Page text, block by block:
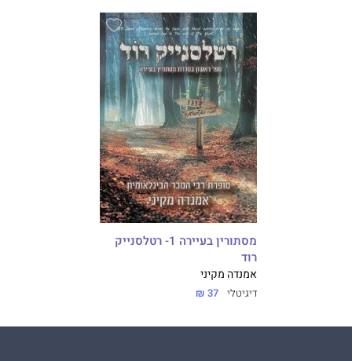
מסתורין בעיירה 1- רטלסנייק
רוד
אמנדה מקיני
דיגיטלי 37 ₪